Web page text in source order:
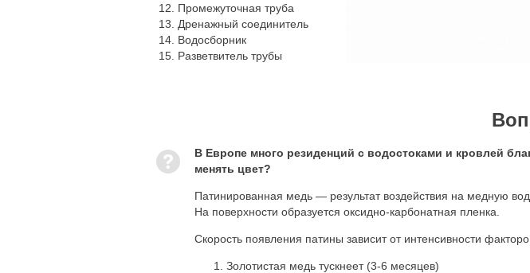
12. Промежуточная труба
13. Дренажный соединитель
14. Водосборник
15. Разветвитель трубы
В Европе много резиденций с водостоками и кровлей
менять цвет?
Патинированная медь — результат воздействия на медную
На поверхности образуется оксидно-карбонатная пленка.
Скорость появления патины зависит от интенсивности
Золотистая медь тускнеет (3-6 месяцев)